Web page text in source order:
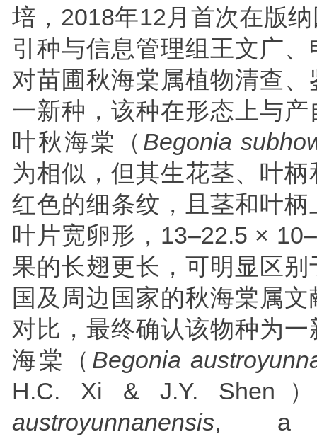
培， 2018年12月首次在版
引种与信息管理组王文广
对苗圃秋海棠属植物清查
一新种，该种在形态上与
叶秋海棠（ Begonia
为相似，但其生花茎、叶
红色的细条纹，且茎和叶
叶片宽卵形， 13–22.5 ×
果的长翅更长，可明显区
国及周边国家的秋海棠属
对比，最终确认该物种为
海棠（ Begonia
H.C. Xi & J.Y. Shen
austroyunnanensis, a